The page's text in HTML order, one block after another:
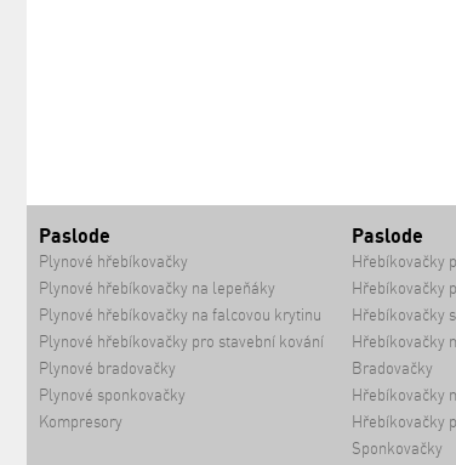
Paslode
Plynové hřebíkovačky
Plynové hřebíkovačky na lepeňáky
Plynové hřebíkovačky na falcovou krytinu
Plynové hřebíkovačky pro stavební kování
Plynové bradovačky
Plynové sponkovačky
Kompresory
Paslode
Hřebíkovačky
Hřebíkovačky
Hřebíkovačky
Hřebíkovačky
Bradovačky
Hřebíkovačky
Hřebíkovačky
Sponkovačky